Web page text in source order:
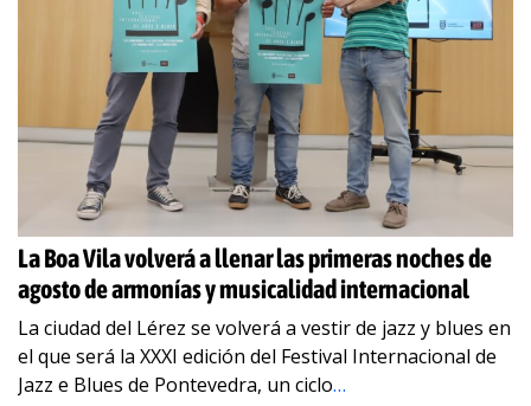
La Boa Vila volverá a llenar las primeras noches de
agosto de armonías y musicalidad internacional
La ciudad del Lérez se volverá a vestir de jazz y blues en
el que será la XXXI edición del Festival Internacional de
Jazz e Blues de Pontevedra, un ciclo…